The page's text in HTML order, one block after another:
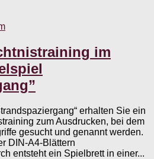
im
erhalten Sie ein
zum Ausdrucken, bei dem
gesucht und genannt werden.
DIN-A4-Blättern
entsteht ein Spielbrett in einer...